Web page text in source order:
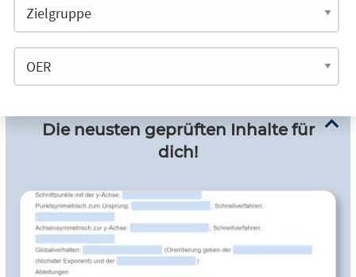
Die neusten geprüften Inhalte für
dich!